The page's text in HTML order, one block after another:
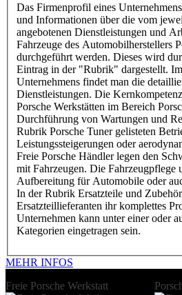
Das Firmenprofil eines
und Informationen über die vom
angebotenen Dienstleistungen und
Fahrzeuge des Automobilherstellers
durchgeführt werden. Dieses wird
Eintrag in der "Rubrik" dargestellt.
Unternehmens findet man die
Dienstleistungen. Die
Porsche Werkstätten im Bereich
Durchführung von Wartungen und
Rubrik Porsche Tuner gelisteten
Leistungssteigerungen oder
Freie Porsche Händler legen den
mit Fahrzeugen. Die Fahrzeugpflege
Aufbereitung für Automobile oder
In der Rubrik Ersatzteile und
Ersatzteillieferanten ihr komplettes
Unternehmen kann unter einer oder
Kategorien eingetragen sein.
MEHR INFOS
Freie Porsche Werkstatt